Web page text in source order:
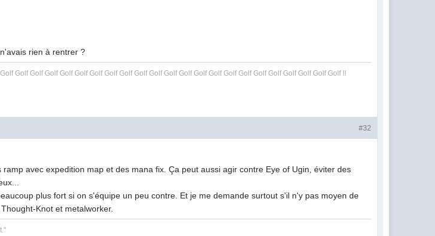
rien à rentrer ?
Golf Golf Golf Golf Golf Golf Golf Golf Golf Golf Golf Golf Golf Golf Golf Golf Golf Golf Golf Golf Golf Golf !!
#32
avec expedition map et des mana fix. Ça peut aussi agir contre Eye of Ugin, éviter des
plus fort si on s'équipe un peu contre. Et je me demande surtout s'il n'y pas moyen de
Knot et metalworker.